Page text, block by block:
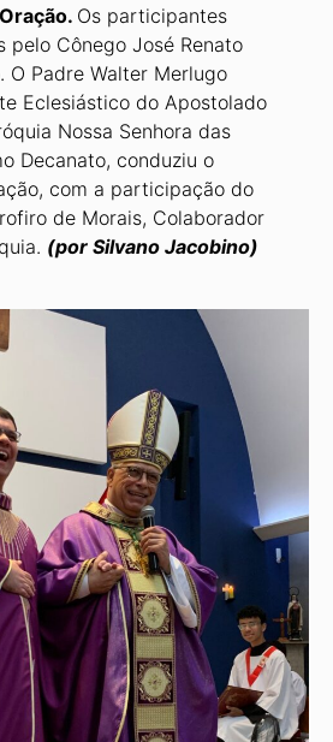
Os parti­cipantes
pelo Cônego José Renato
O Padre Walter Merlugo
Eclesiástico do Apostolado
Nossa Senhora das
Decanato, conduziu o
com a participação do
de Morais, Colaborador
(por Silvano Jacobino)